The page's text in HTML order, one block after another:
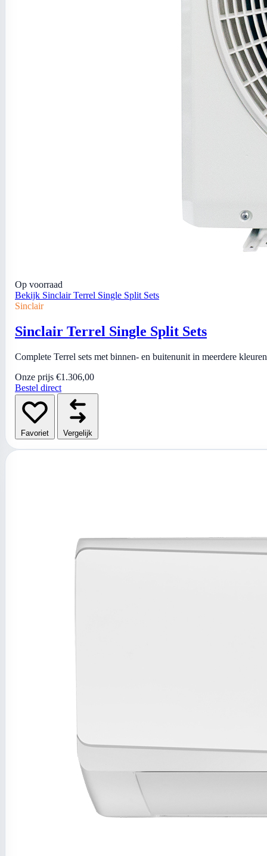
Op voorraad
Bekijk Sinclair Terrel Single Split Sets
Sinclair
Sinclair Terrel Single Split Sets
Complete Terrel sets met binnen- en buitenunit in meerdere
Onze prijs €1.306,00
Bestel direct
Favoriet Vergelijk